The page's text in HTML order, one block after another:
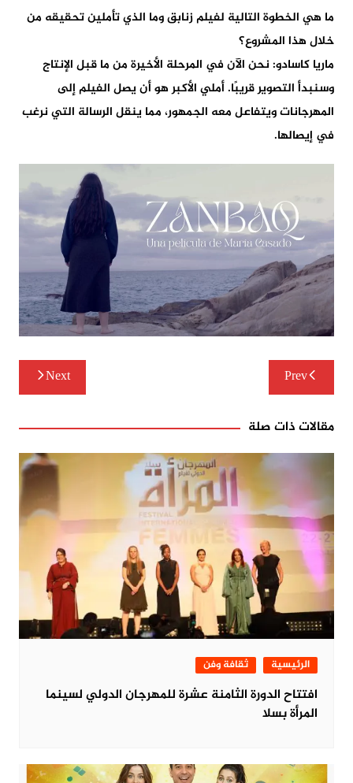
ما هي الخطوة التالية لفيلم زنابق وما الذي تأملين تحقيقه من
خلال هذا المشروع؟
ماريا كاسادو: نحن الآن في المرحلة الأخيرة من ما قبل الإنتاج
وسنبدأ التصوير قريبًا. أملي الأكبر هو أن يصل الفيلم إلى
المهرجانات ويتفاعل معه الجمهور، مما ينقل الرسالة التي نرغب
في إيصالها.
تصفّح
المقالات
Prev
Next
مقالات ذات صلة
الرئيسية ثقافة وفن
افتتاح الدورة الثامنة عشرة للمهرجان الدولي لسينما
المرأة بسلا